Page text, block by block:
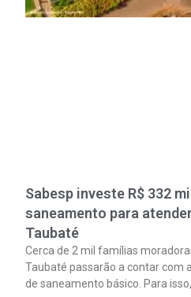
Sabesp investe R$ 332
saneamento para
Taubaté
Cerca de 2 mil famílias
Taubaté passarão a contar com
de saneamento básico. Para